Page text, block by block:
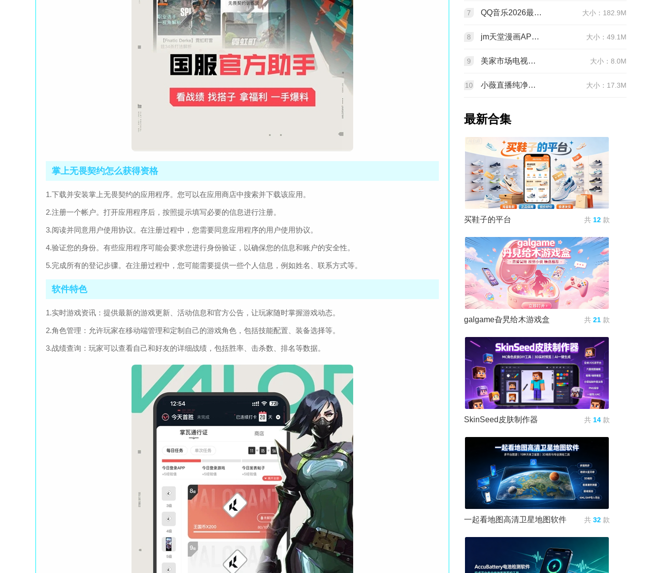
掌上无畏契约怎么获得资格
1.下载并安装掌上无畏契约的应用程序。您可以在应用商店中搜索并下载该应用。
2.注册一个帐户。打开应用程序后，按照提示填写必要的信息进行注册。
3.阅读并同意用户使用协议。在注册过程中，您需要同意应用程序的用户使用协议。
4.验证您的身份。有些应用程序可能会要求您进行身份验证，以确保您的信息和账户的安全性。
5.完成所有的登记步骤。在注册过程中，您可能需要提供一些个人信息，例如姓名、联系方式等。
软件特色
1.实时游戏资讯：提供最新的游戏更新、活动信息和官方公告，让玩家随时掌握游戏动态。
2.角色管理：允许玩家在移动端管理和定制自己的游戏角色，包括技能配置、装备选择等。
3.战绩查询：玩家可以查看自己和好友的详细战绩，包括胜率、击杀数、排名等数据。
7 QQ音乐2026最新版app20.6.5.8 官方安卓版 大小：182.9M
8 jm天堂漫画APP安装包v2.0.30安卓最新版 大小：49.1M
9 美家市场电视版安装包v3.3.1安卓TV版 大小：8.0M
10 小薇直播纯净版tv版安装包v2.7.0.6足道纯净版 大小：17.3M
最新合集
买鞋子的平台 共 12 款
galgame旮旯给木游戏盒 共 21 款
SkinSeed皮肤制作器 共 14 款
一起看地图高清卫星地图软件 共 32 款